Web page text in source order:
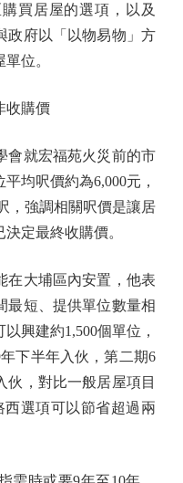
買居屋的選項，以及
政府以「以物易物」方
位。
購價
就宏福苑火災前的市
均呎價約為6,000元，
，強調相關呎價是讓居
定最終收購價。
大埔區內安置，他表
最短、提供單位數量相
興建約1,500個單位，
下半年入伙，第二期6
伙，對比一般居屋項目
選項可以節省超過兩